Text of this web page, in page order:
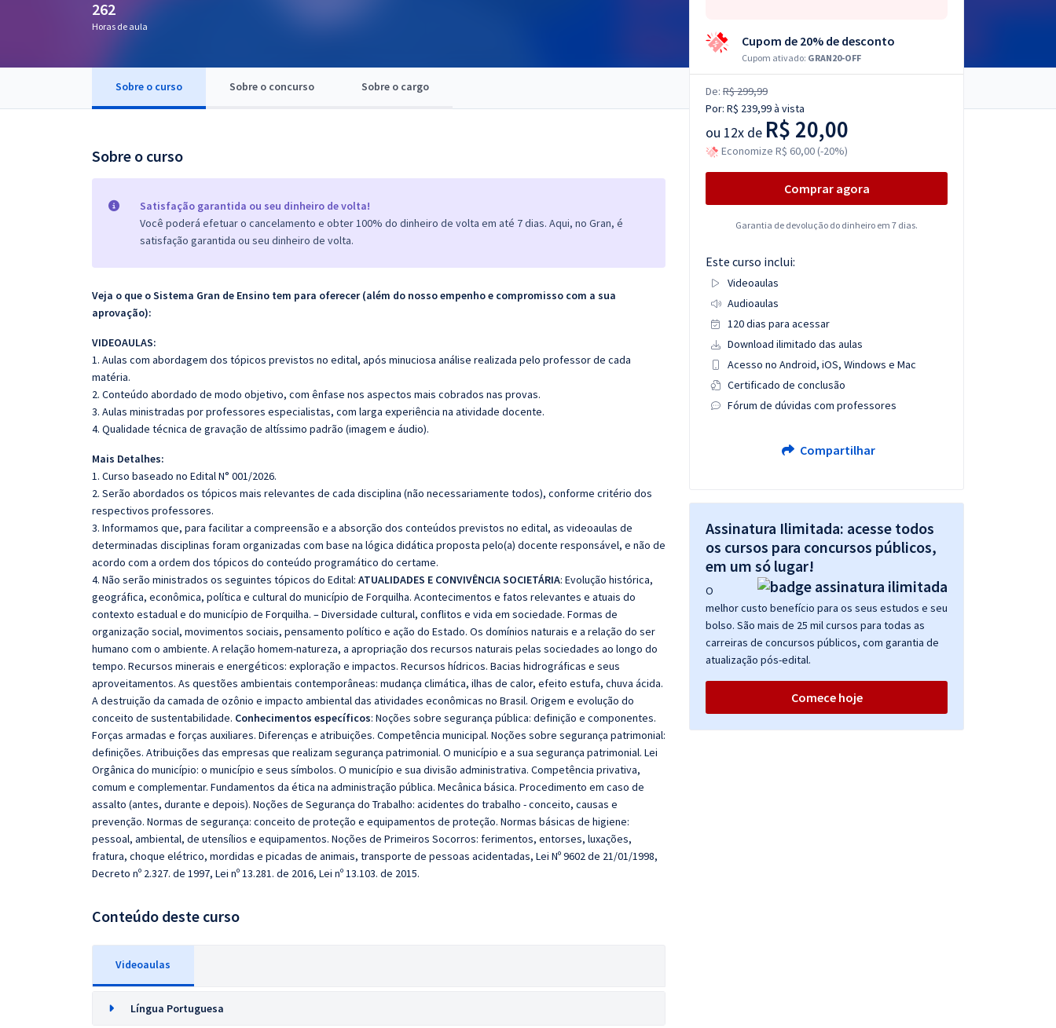
Questões grátis
262
Horas de aula
Sobre o curso Sobre o concurso Sobre o cargo
Sobre o curso
Satisfação garantida ou seu dinheiro de volta!
Você poderá efetuar o cancelamento e obter 100% do dinheiro de volta em até 7 dias. Aqui, no Gran, é
satisfação garantida ou seu dinheiro de volta.
Veja o que o Sistema Gran de Ensino tem para oferecer (além do nosso empenho e compromisso com a sua
aprovação):
VIDEOAULAS:
1. Aulas com abordagem dos tópicos previstos no edital, após minuciosa análise realizada pelo professor de cada
matéria.
2. Conteúdo abordado de modo objetivo, com ênfase nos aspectos mais cobrados nas provas.
3. Aulas ministradas por professores especialistas, com larga experiência na atividade docente.
4. Qualidade técnica de gravação de altíssimo padrão (imagem e áudio).
Mais Detalhes:
1. Curso baseado no Edital N° 001/2026.
2. Serão abordados os tópicos mais relevantes de cada disciplina (não necessariamente todos), conforme critério dos
respectivos professores.
3. Informamos que, para facilitar a compreensão e a absorção dos conteúdos previstos no edital, as videoaulas de
determinadas disciplinas foram organizadas com base na lógica didática proposta pelo(a) docente responsável, e não de
acordo com a ordem dos tópicos do conteúdo programático do certame.
4. Não serão ministrados os seguintes tópicos do Edital: ATUALIDADES E CONVIVÊNCIA SOCIETÁRIA: Evolução histórica,
geográfica, econômica, política e cultural do município de Forquilha. Acontecimentos e fatos relevantes e atuais do
contexto estadual e do município de Forquilha. – Diversidade cultural, conflitos e vida em sociedade. Formas de
organização social, movimentos sociais, pensamento político e ação do Estado. Os domínios naturais e a relação do ser
humano com o ambiente. A relação homem-natureza, a apropriação dos recursos naturais pelas sociedades ao longo do
tempo. Recursos minerais e energéticos: exploração e impactos. Recursos hídricos. Bacias hidrográficas e seus
aproveitamentos. As questões ambientais contemporâneas: mudança climática, ilhas de calor, efeito estufa, chuva ácida.
A destruição da camada de ozônio e impacto ambiental das atividades econômicas no Brasil. Origem e evolução do
conceito de sustentabilidade. Conhecimentos específicos: Noções sobre segurança pública: definição e componentes.
Forças armadas e forças auxiliares. Diferenças e atribuições. Competência municipal. Noções sobre segurança patrimonial:
definições. Atribuições das empresas que realizam segurança patrimonial. O município e a sua segurança patrimonial. Lei
Orgânica do município: o município e seus símbolos. O município e sua divisão administrativa. Competência privativa,
comum e complementar. Fundamentos da ética na administração pública. Mecânica básica. Procedimento em caso de
assalto (antes, durante e depois). Noções de Segurança do Trabalho: acidentes do trabalho - conceito, causas e
prevenção. Normas de segurança: conceito de proteção e equipamentos de proteção. Normas básicas de higiene:
pessoal, ambiental, de utensílios e equipamentos. Noções de Primeiros Socorros: ferimentos, entorses, luxações,
fratura, choque elétrico, mordidas e picadas de animais, transporte de pessoas acidentadas, Lei Nº 9602 de 21/01/1998,
Decreto nº 2.327. de 1997, Lei nº 13.281. de 2016, Lei nº 13.103. de 2015.
Conteúdo deste curso
Videoaulas
Língua Portuguesa
Cupom de 20% de desconto
Cupom ativado: GRAN20-OFF
De: R$ 299,99
Por: R$ 239,99à vista
ou 12x de R$ 20,00
Economize R$ 60,00 (-20%)
Comprar agora
Garantia de devolução do dinheiro em 7 dias.
Este curso inclui:
Videoaulas
Audioaulas
120 dias para acessar
Download ilimitado das aulas
Acesso no Android, iOS, Windows e Mac
Certificado de conclusão
Fórum de dúvidas com professores
Compartilhar
Assinatura Ilimitada: acesse todos
os cursos para concursos públicos,
em um só lugar!
O
melhor custo benefício para os seus estudos e seu
bolso. São mais de 25 mil cursos para todas as
carreiras de concursos públicos, com garantia de
atualização pós-edital.
Comece hoje